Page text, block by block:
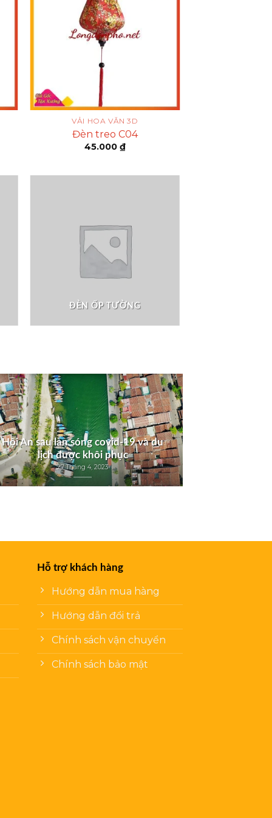
VẢI HOA VĂN 3D
Đèn treo C04
45.000 ₫
ĐÈN ỐP TƯỜNG
Hội An sau làn sóng covid-19 và du
lịch được khôi phục
27 Tháng 4, 2023
Hỗ trợ khách hàng
Hướng dẫn mua hàng
Hướng dẫn đổi trả
Chính sách vận chuyển
Chính sách bảo mật